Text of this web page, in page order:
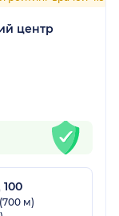
центр
м)